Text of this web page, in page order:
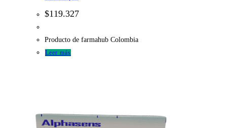
$119.327
Producto de farmahub Colombia
Leer más